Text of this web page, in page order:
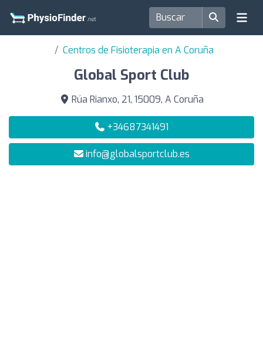
Centros de Fisioterapia en A Coruña
Global Sport Club
Rúa Rianxo, 21, 15009, A Coruña
+34687341491
info@globalsportclub.es